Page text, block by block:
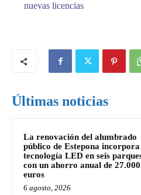
nuevas licencias
Últimas noticias
La renovación del alumbrado
público de Estepona incorpora
tecnología LED en seis
con un ahorro anual de 27.000
euros
6 agosto, 2026